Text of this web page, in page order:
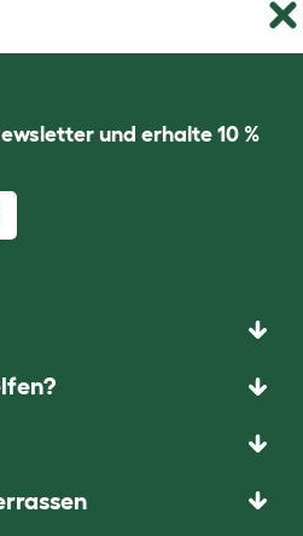
und erhalte 10 %